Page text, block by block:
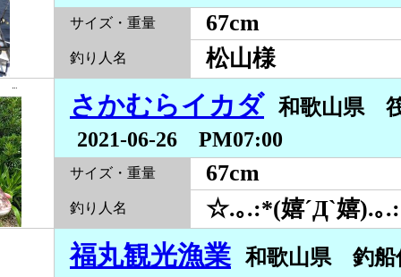
サイズ・重量 67cm
釣り人名 松山様
さかむらイカダ
和歌山県
2021-06-26 PM07:00
サイズ・重量 67cm
釣り人名 ☆.｡.:*(嬉´Д`嬉).｡
福丸観光漁業
和歌山県 釣